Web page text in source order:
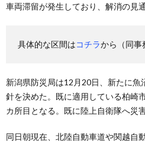
車両滞留が発生しており、解消の見
具体的な区間はコチラから（同事
新潟県防災局は12月20日、新たに
針を決めた。既に適用している柏崎
カ所目となる。既に陸上自衛隊へ災
同日朝現在、北陸自動車道や関越自